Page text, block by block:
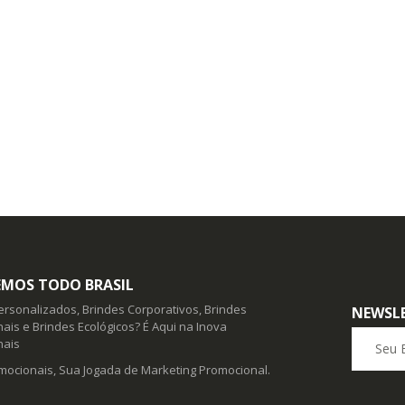
TODO BRASIL
Brindes Corporativos, Brindes
e Brindes Ecológicos? É Aqui na Inova
Sua Jogada de Marketing Promocional.